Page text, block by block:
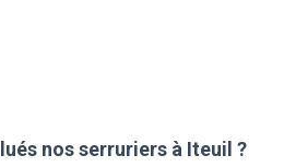
nos serruriers à Iteuil ?